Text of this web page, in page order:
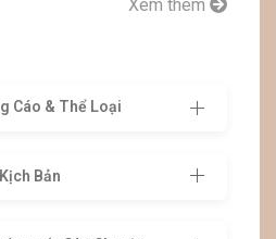
Xem thêm
Cáo & Thể Loại
Bản